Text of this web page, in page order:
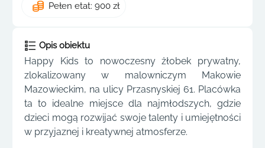
Pełen etat: 900 zł
Opis obiektu
Happy Kids to nowoczesny żłobek prywatny,
zlokalizowany w malowniczym Makowie
Mazowieckim, na ulicy Przasnyskiej 61. Placówka
ta to idealne miejsce dla najmłodszych, gdzie
dzieci mogą rozwijać swoje talenty i umiejętności
w przyjaznej i kreatywnej atmosferze.